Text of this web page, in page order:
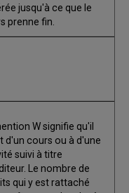
jusqu'à ce que le
prenne fin.
W signifie qu'il
d'un cours ou à d'une
suivi à titre
Le nombre de
qui y est rattaché